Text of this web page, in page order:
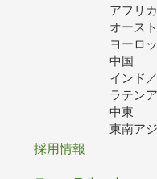
アフリカ
オース
ヨーロ
中国
インド
ラテン
中東
東南ア
フ
採用情報